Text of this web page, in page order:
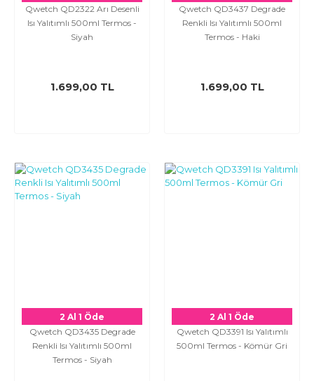
Qwetch QD2322 Arı Desenli
Isı Yalıtımlı 500ml Termos -
Siyah
1.699,00 TL
Qwetch QD3437 Degrade
Renkli Isı Yalıtımlı 500ml
Termos - Haki
1.699,00 TL
2 Al 1 Öde
Qwetch QD3435 Degrade
Renkli Isı Yalıtımlı 500ml
Termos - Siyah
2 Al 1 Öde
Qwetch QD3391 Isı Yalıtımlı
500ml Termos - Kömür Gri